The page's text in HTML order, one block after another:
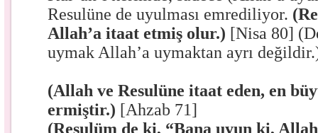
Resulüne de uyulması emrediliyor.
Allah’a itaat etmiş olur.) [Nisa 80]
uymak Allah’a uymaktan ayrı
(Allah ve Resulüne itaat eden, en
ermiştir.) [Ahzab 71]
(Resulüm de ki, “Bana uyun ki,